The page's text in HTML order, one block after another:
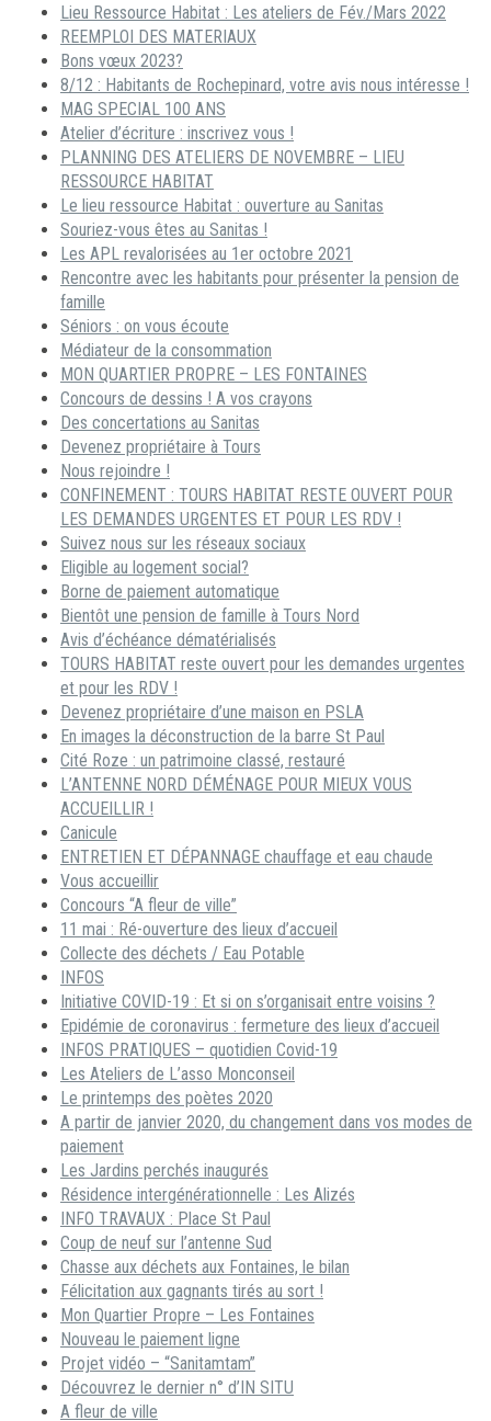
Lieu Ressource Habitat : Les ateliers de Fév./Mars 2022
REEMPLOI DES MATERIAUX
Bons vœux 2023?
8/12 : Habitants de Rochepinard, votre avis nous intéresse !
MAG SPECIAL 100 ANS
Atelier d’écriture : inscrivez vous !
PLANNING DES ATELIERS DE NOVEMBRE – LIEU
RESSOURCE HABITAT
Le lieu ressource Habitat : ouverture au Sanitas
Souriez-vous êtes au Sanitas !
Les APL revalorisées au 1er octobre 2021
Rencontre avec les habitants pour présenter la pension de
famille
Séniors : on vous écoute
Médiateur de la consommation
MON QUARTIER PROPRE – LES FONTAINES
Concours de dessins ! A vos crayons
Des concertations au Sanitas
Devenez propriétaire à Tours
Nous rejoindre !
CONFINEMENT : TOURS HABITAT RESTE OUVERT POUR
LES DEMANDES URGENTES ET POUR LES RDV !
Suivez nous sur les réseaux sociaux
Eligible au logement social?
Borne de paiement automatique
Bientôt une pension de famille à Tours Nord
Avis d’échéance dématérialisés
TOURS HABITAT reste ouvert pour les demandes urgentes
et pour les RDV !
Devenez propriétaire d’une maison en PSLA
En images la déconstruction de la barre St Paul
Cité Roze : un patrimoine classé, restauré
L’ANTENNE NORD DÉMÉNAGE POUR MIEUX VOUS
ACCUEILLIR !
Canicule
ENTRETIEN ET DÉPANNAGE chauffage et eau chaude
Vous accueillir
Concours “A fleur de ville”
11 mai : Ré-ouverture des lieux d’accueil
Collecte des déchets / Eau Potable
INFOS
Initiative COVID-19 : Et si on s’organisait entre voisins ?
Epidémie de coronavirus : fermeture des lieux d’accueil
INFOS PRATIQUES – quotidien Covid-19
Les Ateliers de L’asso Monconseil
Le printemps des poètes 2020
A partir de janvier 2020, du changement dans vos modes de
paiement
Les Jardins perchés inaugurés
Résidence intergénérationnelle : Les Alizés
INFO TRAVAUX : Place St Paul
Coup de neuf sur l’antenne Sud
Chasse aux déchets aux Fontaines, le bilan
Félicitation aux gagnants tirés au sort !
Mon Quartier Propre – Les Fontaines
Nouveau le paiement ligne
Projet vidéo – “Sanitamtam”
Découvrez le dernier n° d’IN SITU
A fleur de ville